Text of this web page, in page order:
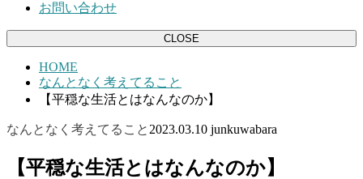
お問い合わせ
CLOSE
HOME
なんとなく考えてること
【平穏な生活とはなんなのか】
なんとなく考えてること 2023.03.10 junkuwabara
【平穏な生活とはなんなのか】